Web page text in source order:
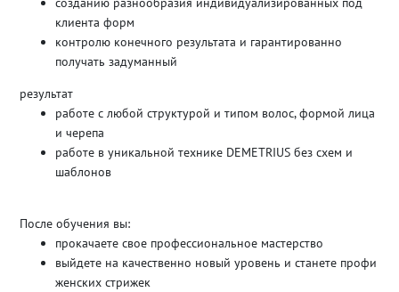
клиента форм
контролю конечного результата и гарантированно
получать задуманный
результат
работе с любой структурой и типом волос, формой лица
и черепа
работе в уникальной технике DEMETRIUS без схем и
шаблонов
После обучения вы:
прокачаете свое профессиональное мастерство
выйдете на качественно новый уровень и станете профи
женских стрижек